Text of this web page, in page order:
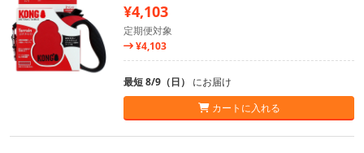
¥4,103
定期便対象
¥4,103
最短 8/9（日） にお届け
カートに入れる